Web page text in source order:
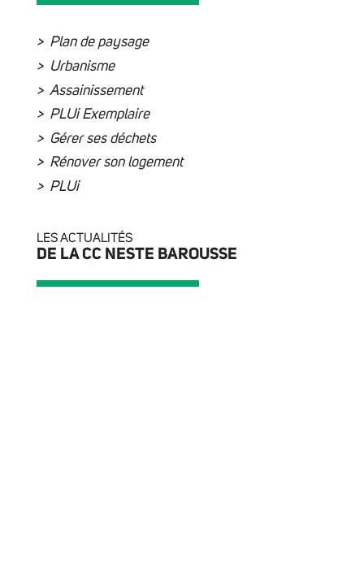
Plan de paysage
Urbanisme
Assainissement
PLUi Exemplaire
Gérer ses déchets
Rénover son logement
PLUi
LES ACTUALITÉS
DE LA CC NESTE BAROUSSE